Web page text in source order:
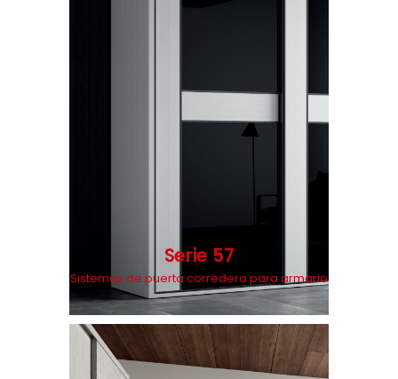
Serie 57
Sistemas de puerta corredera para armario